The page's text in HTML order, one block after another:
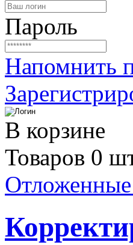
Пароль
Напомнить
В корзине
Товаров 0